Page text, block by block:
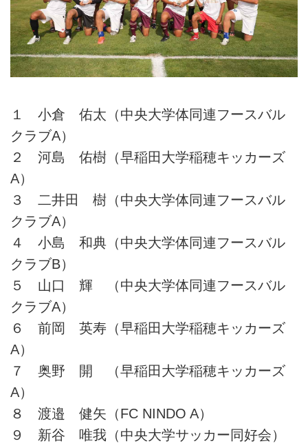
１ 小倉 佑太（中央大学体同連フースバル
クラブA）
２ 河島 佑樹（早稲田大学稲穂キッカーズ
A）
３ 二井田 樹（中央大学体同連フースバル
クラブA）
４ 小島 和典（中央大学体同連フースバル
クラブB）
５ 山口 輝 （中央大学体同連フースバル
クラブA）
６ 前岡 英寿（早稲田大学稲穂キッカーズ
A）
７ 奥野 開 （早稲田大学稲穂キッカーズ
A）
８ 渡邉 健矢（FC NINDO A）
９ 新谷 唯我（中央大学サッカー同好会）